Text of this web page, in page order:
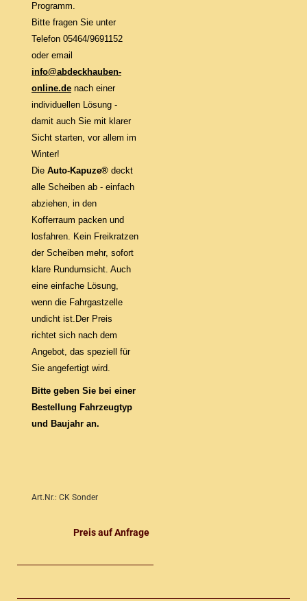
Programm.
Bitte fragen Sie unter
Telefon 05464/9691152
oder email
info@abdeckhauben-
online.de nach einer
individuellen Lösung -
damit auch Sie mit klarer
Sicht starten, vor allem im
Winter!
Die Auto-Kapuze® deckt
alle Scheiben ab - einfach
abziehen, in den
Kofferraum packen und
losfahren. Kein Freikratzen
der Scheiben mehr, sofort
klare Rundumsicht. Auch
eine einfache Lösung,
wenn die Fahrgastzelle
undicht ist.Der Preis
richtet sich nach dem
Angebot, das speziell für
Sie angefertigt wird.
Bitte geben Sie bei einer
Bestellung Fahrzeugtyp
und Baujahr an.
Art.Nr.: CK Sonder
Preis auf Anfrage